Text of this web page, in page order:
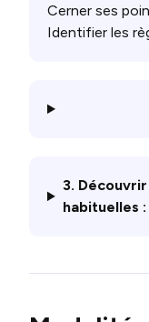
Cerner ses
Identifier les
3.
habituelles :